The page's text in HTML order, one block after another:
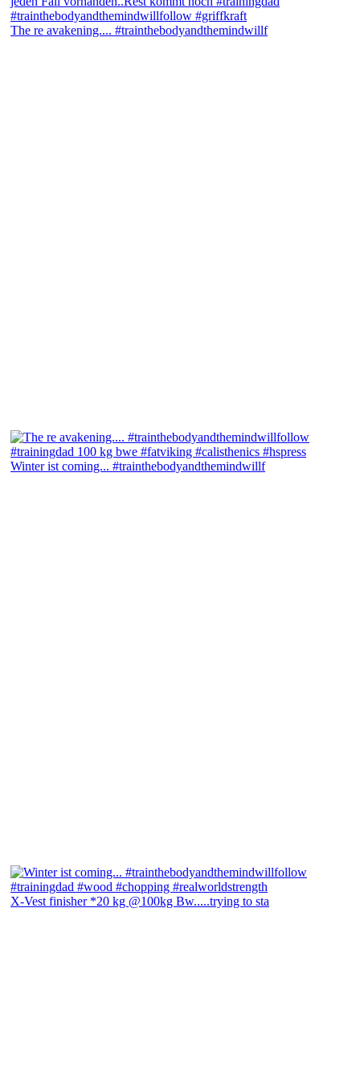
The re avakening.... #trainthebodyandthemindwillf
Winter ist coming... #trainthebodyandthemindwillf
X-Vest finisher *20 kg @100kg Bw.....trying to sta